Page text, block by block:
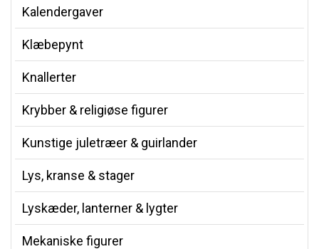
Kalendergaver
Klæbepynt
Knallerter
Krybber & religiøse figurer
Kunstige juletræer & guirlander
Lys, kranse & stager
Lyskæder, lanterner & lygter
Mekaniske figurer